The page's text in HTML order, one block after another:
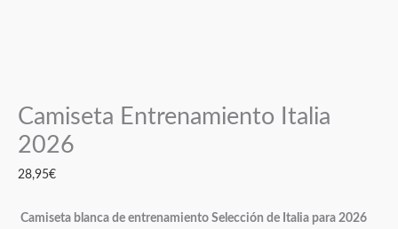
Camiseta Entrenamiento Italia
2026
28,95€
Camiseta blanca de entrenamiento Selección de Italia para 2026